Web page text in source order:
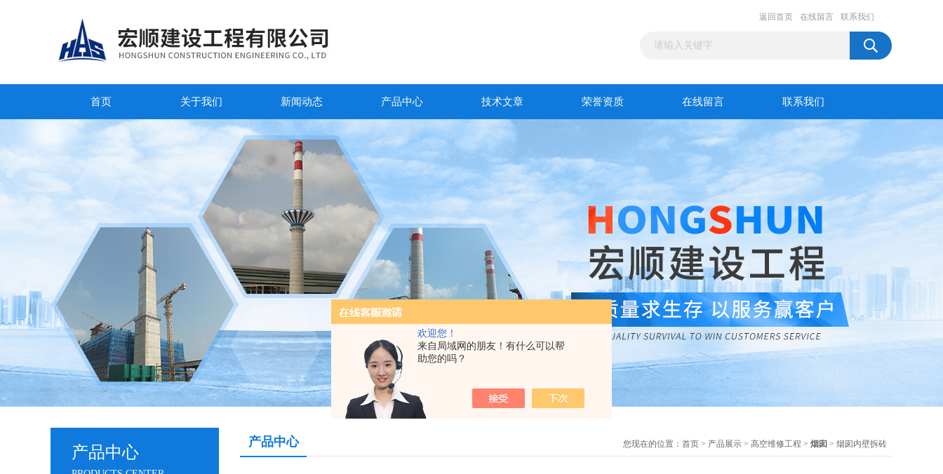
欢迎您！
来自局域网的朋友！有什么可以帮
助您的吗？
返回首页 在线留言 联系我们
首页 关于我们 新闻动态 产品中心 技术文章 荣誉资质 在线留言 联系我们
产品中心
产品中心 您现在的位置： 首页 > 产品展示 > 高空维修工程 > 烟囱 > 烟囱内壁拆砖